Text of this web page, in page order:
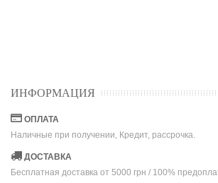
ИНФОРМАЦИЯ
ОПЛАТА
Наличные при получении, Кредит, рассрочка.
ДОСТАВКА
Бесплатная доставка от 5000 грн / 100%